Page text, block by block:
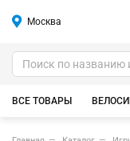
Москва
ВСЕ ТОВАРЫ